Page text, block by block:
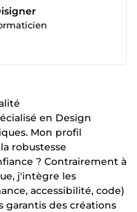
en Design
Mon profil
robustesse
? Contrairement à
j'intègre les
accessibilité, code)
garantis des créations